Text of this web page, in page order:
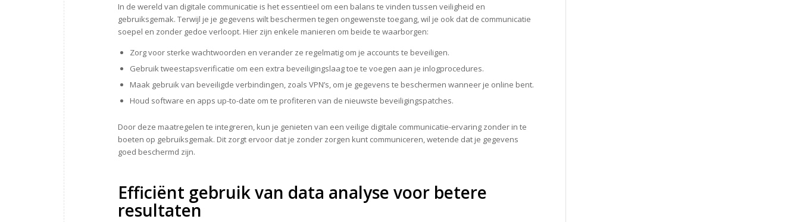
In de wereld van digitale communicatie is het essentieel om een balans te vinden tussen veiligheid en
gebruiksgemak. Terwijl je je gegevens wilt beschermen tegen ongewenste toegang, wil je ook dat de communicatie
soepel en zonder gedoe verloopt. Hier zijn enkele manieren om beide te waarborgen:
Zorg voor sterke wachtwoorden en verander ze regelmatig om je accounts te beveiligen.
Gebruik tweestapsverificatie om een extra beveiligingslaag toe te voegen aan je inlogprocedures.
Maak gebruik van beveiligde verbindingen, zoals VPN’s, om je gegevens te beschermen wanneer je online bent.
Houd software en apps up-to-date om te profiteren van de nieuwste beveiligingspatches.
Door deze maatregelen te integreren, kun je genieten van een veilige digitale communicatie-ervaring zonder in te
boeten op gebruiksgemak. Dit zorgt ervoor dat je zonder zorgen kunt communiceren, wetende dat je gegevens
goed beschermd zijn.
Efficiënt gebruik van data analyse voor betere
resultaten